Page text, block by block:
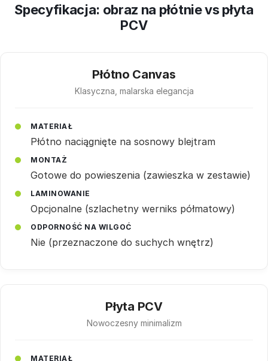
Specyfikacja: obraz na płótnie vs płyta
PCV
Płótno Canvas
Klasyczna, malarska elegancja
MATERIAŁ
Płótno naciągnięte na sosnowy blejtram
MONTAŻ
Gotowe do powieszenia (zawieszka w zestawie)
LAMINOWANIE
Opcjonalne (szlachetny werniks półmatowy)
ODPORNOŚĆ NA WILGOĆ
Nie (przeznaczone do suchych wnętrz)
Płyta PCV
Nowoczesny minimalizm
MATERIAŁ